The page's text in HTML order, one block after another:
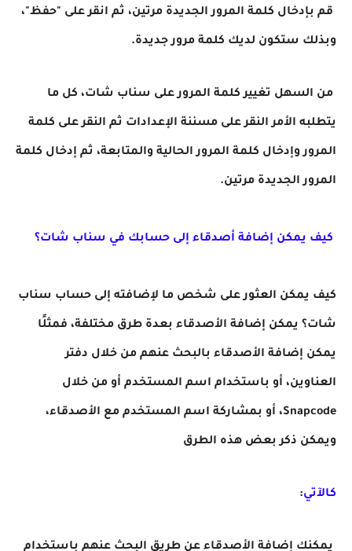
قم بإدخال كلمة المرور الجديدة مرتين، ثم انقر على "حفظ"،
وبذلك ستكون لديك كلمة مرور جديدة.
من السهل تغيير كلمة المرور على سناب شات، كل ما
يتطلبه الأمر النقر على مسننة الإعدادات ثم النقر على كلمة
المرور وإدخال كلمة المرور الحالية والمتابعة، ثم إدخال كلمة
المرور الجديدة مرتين.
كيف يمكن إضافة أصدقاء إلى حسابك في سناب شات؟
كيف يمكن العثور على شخص ما لإضافته إلى حساب سناب
شات؟ يمكن إضافة الأصدقاء بعدة طرق مختلفة، فمثلًا
يمكن إضافة الأصدقاء بالبحث عنهم من خلال دفتر
العناوين، أو باستخدام اسم المستخدم أو من خلال
Snapcode، أو بمشاركة اسم المستخدم مع الأصدقاء،
ويمكن ذكر بعض هذه الطرق
كالآتي:
يمكنك إضافة الأصدقاء عن طريق البحث عنهم باستخدام